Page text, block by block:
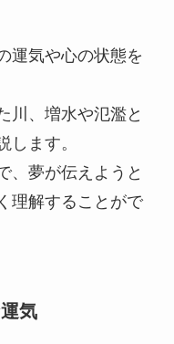
運気や心の状態を
川、増水や氾濫と
します。
、夢が伝えようと
理解することがで
気